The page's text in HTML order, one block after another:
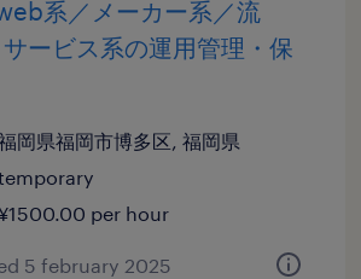
系／メーカー系／流
ービス系の運用管理・保
岡県福岡市博多区, 福岡県
¥1500.00 per hour
5 february 2025